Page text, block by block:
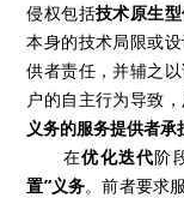
侵权包括技术原生
本身的技术局限或
供者责任，并辅之
户的自主行为导致，
义务的服务提供者
在优化迭代阶
置”义务。前者要求